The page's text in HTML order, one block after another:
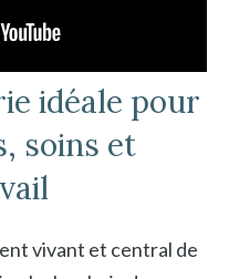
idéale pour
soins et
vivant et central de